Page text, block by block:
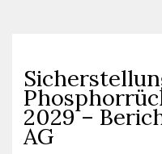
2029 –
AG